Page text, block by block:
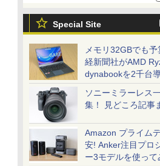
Special Site
メモリ32GBでも
経新聞社がAMD
dynabookを2千台
ソニーミラーレス
集！ 見どころ記事
Amazon プライム
安! Anker注目プロ
ー3モデルを使って